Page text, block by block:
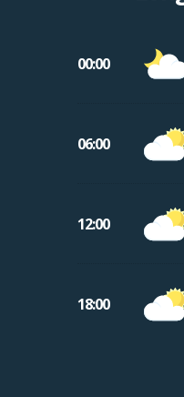
00:00
06:00
12:00
18:00